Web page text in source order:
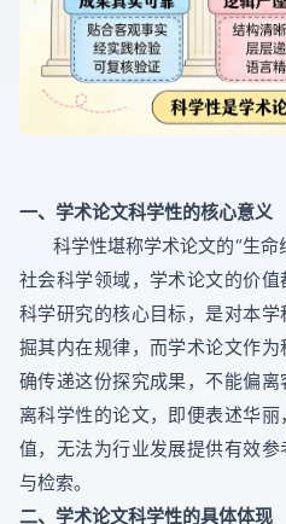
一、学术论文科学性的核心意义
科学性堪称学术论文的“生命
社会科学领域，学术论文的价值
科学研究的核心目标，是对本
掘其内在规律，而学术论文作
确传递这份探究成果，不能偏
离科学性的论文，即便表述华
值，无法为行业发展提供有效
与检索。
二、学术论文科学性的具体体现